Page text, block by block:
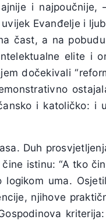
i najpoučnije,
Evanđelje i
čast, a na
elite i
dočekivali
i katoličko: i
Duh
istinu: “A tko
uma.
njihove